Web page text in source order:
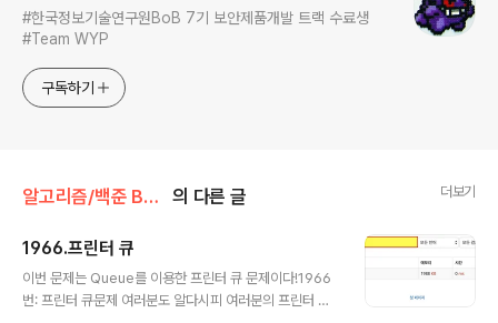
#한국정보기술연구원BoB 7기 보안제품개발 트랙 수료생
#Team WYP
구독하기
알고리즘/백준 BAEK JOON 의 다른 글 더보기
1966.프린터 큐
이번 문제는 Queue를 이용한 프린터 큐 문제이다!1966
번: 프린터 큐문제 여러분도 알다시피 여러분의 프린터 기